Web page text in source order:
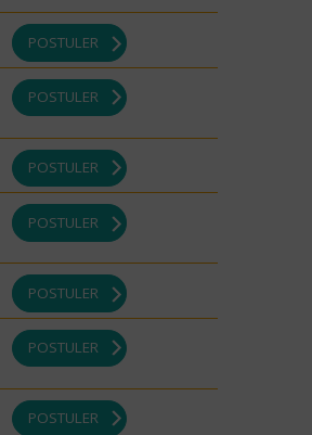
POSTULER
POSTULER
POSTULER
POSTULER
POSTULER
POSTULER
POSTULER